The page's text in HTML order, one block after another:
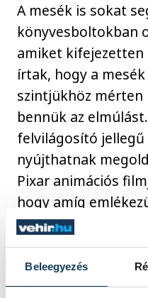
Beleegyezés
A mesék is sokat
könyvesboltokban
amiket kifejezetten
írtak, hogy a
szintjükhöz mérten
bennük az
felvilágosító
nyújthatnak
Pixar animációs
hogy amíg
szeretteink nem
Disney
többféle
arról, hogy őseink